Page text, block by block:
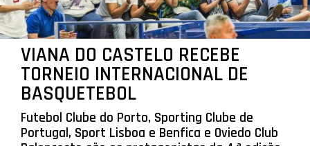
VIANA DO CASTELO RECEBE
TORNEIO INTERNACIONAL DE
BASQUETEBOL
Futebol Clube do Porto, Sporting Clube de
Portugal, Sport Lisboa e Benfica e Oviedo Club